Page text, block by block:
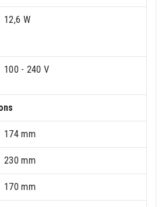
12,6 W
100 - 240 V
174 mm
230 mm
170 mm